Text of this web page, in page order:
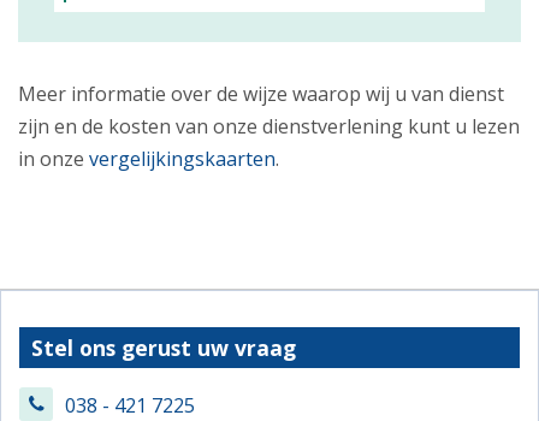
Meer informatie over de wijze waarop wij u van dienst
zijn en de kosten van onze dienstverlening kunt u lezen
in onze vergelijkingskaarten.
Stel ons gerust uw vraag
038 - 421 7225